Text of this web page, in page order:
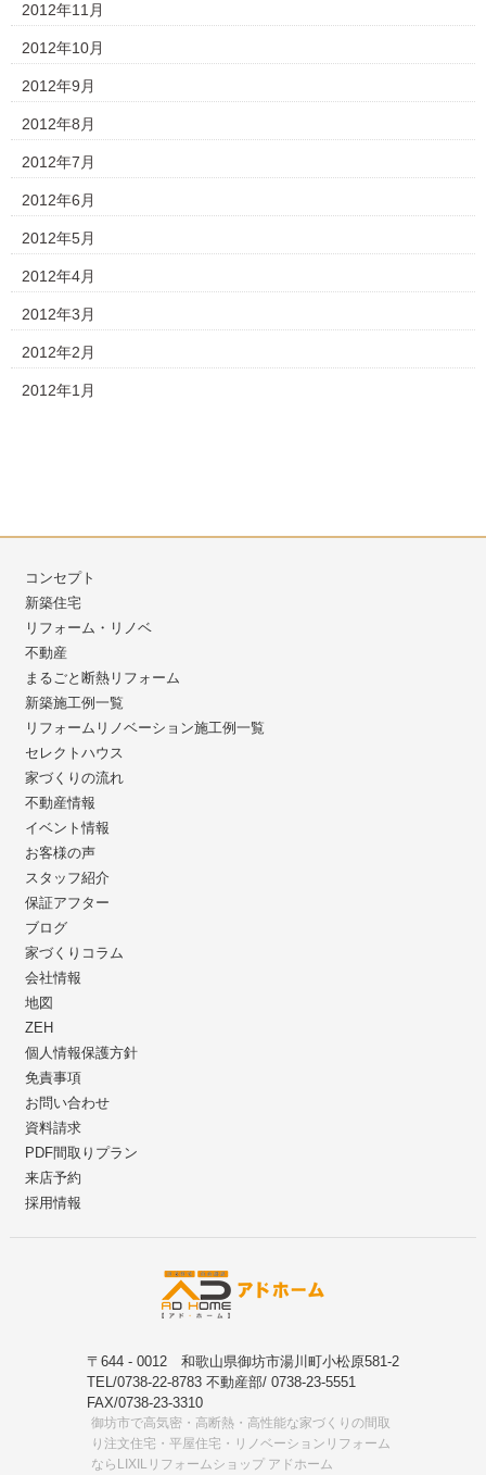
2012年11月
2012年10月
2012年9月
2012年8月
2012年7月
2012年6月
2012年5月
2012年4月
2012年3月
2012年2月
2012年1月
コンセプト
新築住宅
リフォーム・リノベ
不動産
まるごと断熱リフォーム
新築施工例一覧
リフォームリノベーション施工例一覧
セレクトハウス
家づくりの流れ
不動産情報
イベント情報
お客様の声
スタッフ紹介
保証アフター
ブログ
家づくりコラム
会社情報
地図
ZEH
個人情報保護方針
免責事項
お問い合わせ
資料請求
PDF間取りプラン
来店予約
採用情報
〒644 - 0012 和歌山県御坊市湯川町小松原581-2
TEL/0738-22-8783 不動産部/ 0738-23-5551
FAX/0738-23-3310
御坊市で高気密・高断熱・高性能な家づくりの間取
り注文住宅・平屋住宅・リノベーションリフォーム
ならLIXILリフォームショップ アドホーム